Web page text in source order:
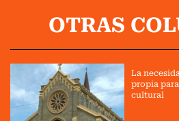
OTRAS
La
propia
cultural